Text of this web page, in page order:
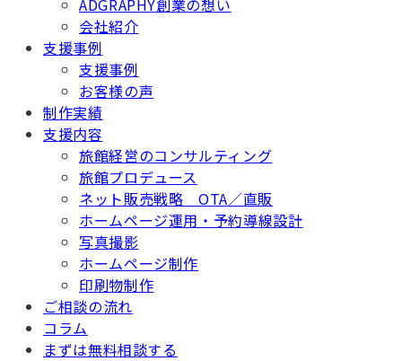
ADGRAPHY創業の想い
会社紹介
支援事例
支援事例
お客様の声
制作実績
支援内容
旅館経営のコンサルティング
旅館プロデュース
ネット販売戦略 OTA／直販
ホームページ運用・予約導線設計
写真撮影
ホームページ制作
印刷物制作
ご相談の流れ
コラム
まずは無料相談する